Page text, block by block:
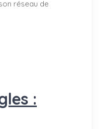
réseau de
: